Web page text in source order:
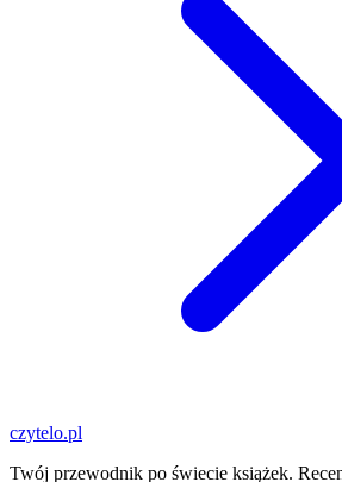
czytelo.pl
Twój przewodnik po świecie książek.